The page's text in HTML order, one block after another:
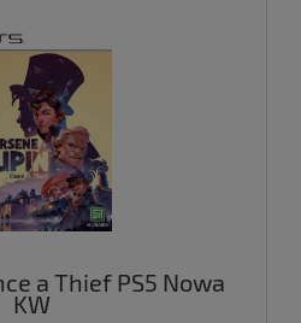
a Thief PS5 Nowa
KW